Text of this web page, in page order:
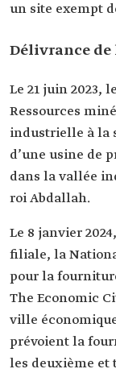
un site exempt
Délivrance de
Le 21 juin 2023,
Ressources
industrielle à la
d’une usine de
dans la vallée
roi Abdallah.
Le 8 janvier
filiale, la
pour la
The Economic
ville
prévoient la
les deuxième et